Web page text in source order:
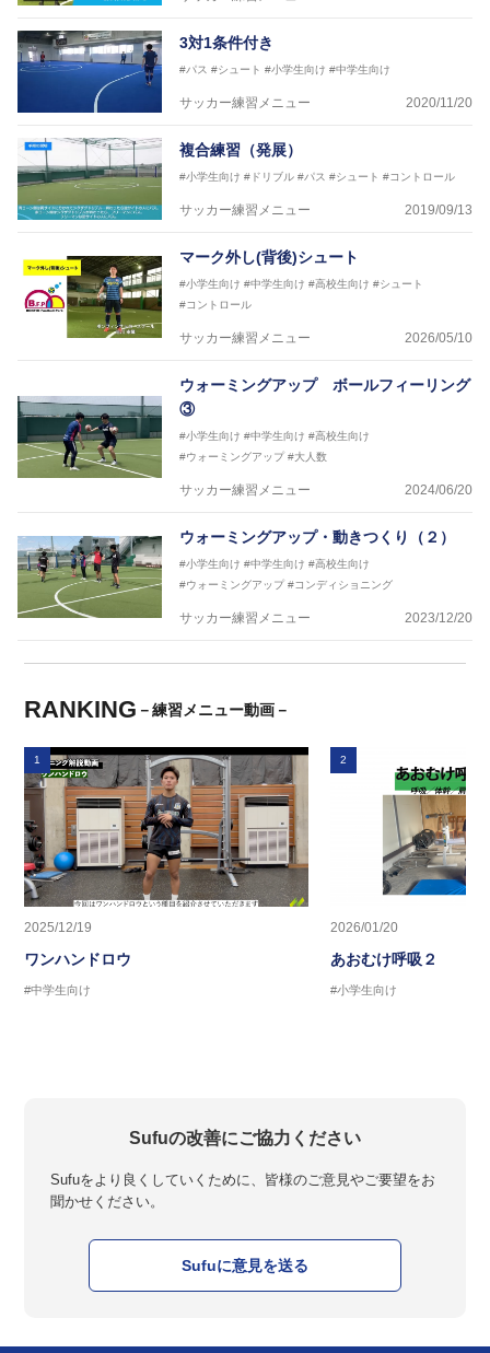
3対1条件付き
#パス #シュート #小学生向け #中学生向け
サッカー練習メニュー 2020/11/20
複合練習（発展）
#小学生向け #ドリブル #パス #シュート #コントロール
サッカー練習メニュー 2019/09/13
マーク外し(背後)シュート
#小学生向け #中学生向け #高校生向け #シュート
#コントロール
サッカー練習メニュー 2026/05/10
ウォーミングアップ ボールフィーリング
③
#小学生向け #中学生向け #高校生向け
#ウォーミングアップ #大人数
サッカー練習メニュー 2024/06/20
ウォーミングアップ・動きつくり（２）
#小学生向け #中学生向け #高校生向け
#ウォーミングアップ #コンディショニング
サッカー練習メニュー 2023/12/20
RANKING －練習メニュー動画－
1
2025/12/19
ワンハンドロウ
#中学生向け
2
2026/01/20
あおむけ呼吸２
#小学生向け
Sufuの改善にご協力ください
Sufuをより良くしていくために、皆様のご意見やご要望をお
聞かせください。
Sufuに意見を送る